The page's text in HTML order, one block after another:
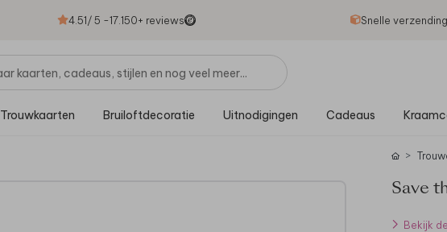
4.51/ 5 -17.150+ reviews Snelle
Trouwkaarten Bruiloftdecoratie Uitnodigingen Cadeaus
Save
Bekijk